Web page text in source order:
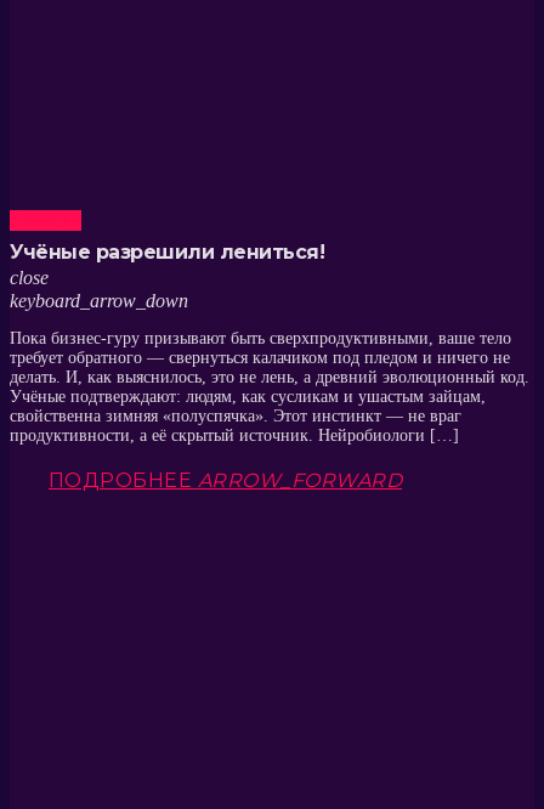
Учёные разрешили лениться!
close
keyboard_arrow_down
Пока бизнес-гуру призывают быть сверхпродуктивными, ваше тело
требует обратного — свернуться калачиком под пледом и ничего не
делать. И, как выяснилось, это не лень, а древний эволюционный код.
Учёные подтверждают: людям, как сусликам и ушастым зайцам,
свойственна зимняя «полуспячка». Этот инстинкт — не враг
продуктивности, а её скрытый источник. Нейробиологи […]
ПОДРОБНЕЕ ARROW_FORWARD